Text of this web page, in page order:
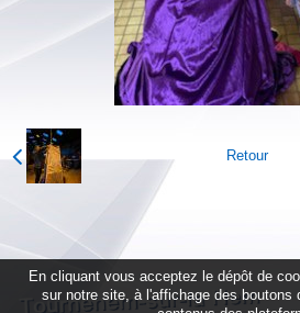
Retour
En cliquant vous acceptez le dépôt de
sur notre site, à l'affichage des boutons